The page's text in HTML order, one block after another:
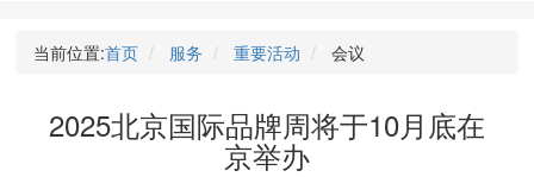
当前位置:首页 服务 重要活动 会议
2025北京国际品牌周将于10月底在
京举办